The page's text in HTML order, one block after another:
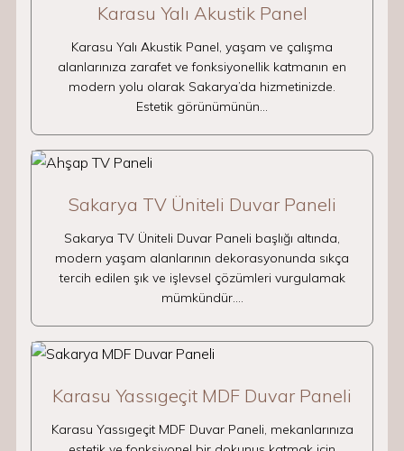
Karasu Yalı Akustik Panel
Karasu Yalı Akustik Panel, yaşam ve çalışma
alanlarınıza zarafet ve fonksiyonellik katmanın en
modern yolu olarak Sakarya’da hizmetinizde.
Estetik görünümünün…
Sakarya TV Üniteli Duvar Paneli
Sakarya TV Üniteli Duvar Paneli başlığı altında,
modern yaşam alanlarının dekorasyonunda sıkça
tercih edilen şık ve işlevsel çözümleri vurgulamak
mümkündür.…
Karasu Yassıgeçit MDF Duvar Paneli
Karasu Yassıgeçit MDF Duvar Paneli, mekanlarınıza